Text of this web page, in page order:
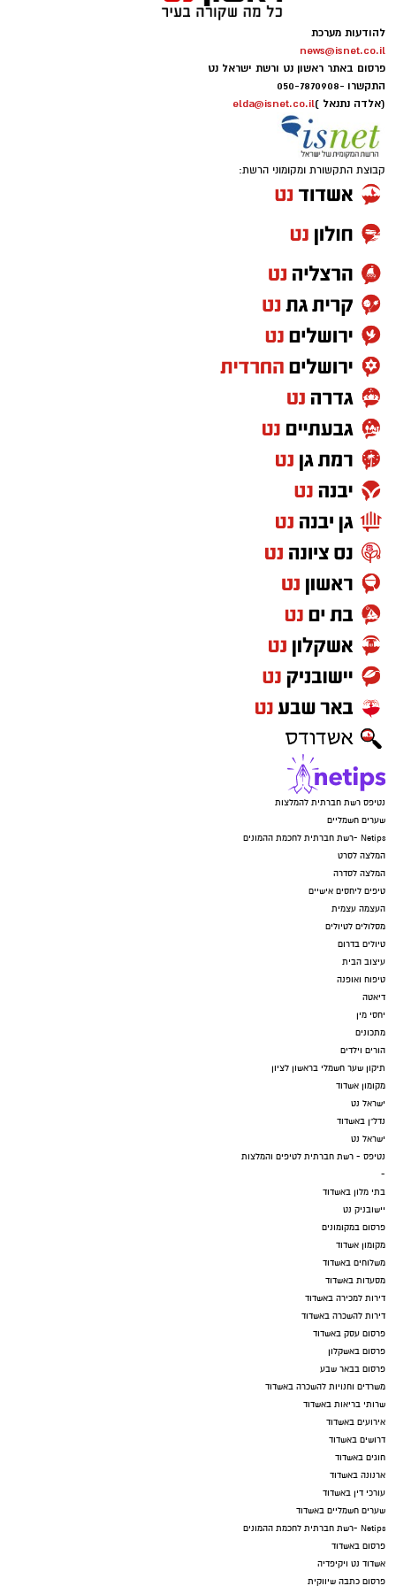
להודעות מערכת
news@isnet.co.il
פרסום באתר ראשון נט ורשת ישראל נט
התקשרו -050-7870908
(אלדה נתנאל )elda@isnet.co.il
קבוצת התקשורת ומקומוני הרשת:
נטיפס רשת חברתית להמלצות
שערים חשמליים
Netips -רשת חברתית לחכמת ההמונים
המלצה לסרט
המלצה לסדרה
טיפים ליחסים אישיים
העצמה עצמית
מסלולים לטיולים
טיולים בדרום
עיצוב הבית
טיפוח ואופנה
דיאטה
יחסי מין
מתכונים
הורים וילדים
תיקון שער חשמלי בראשון לציון
מקומון אשדוד
ישראל נט
נדל"ן באשדוד
ישראל נט
נטיפס - רשת חברתית לטיפים והמלצות
-
בתי מלון באשדוד
יישובניק נט
פרסום במקומונים
מקומון אשדוד
משלוחים באשדוד
מסעדות באשדוד
דירות למכירה באשדוד
דירות להשכרה באשדוד
פרסום עסק באשדוד
פרסום באשקלון
פרסום בבאר שבע
משרדים וחנויות להשכרה באשדוד
שרותי בריאות באשדוד
אירועים באשדוד
דרושים באשדוד
חוגים באשדוד
ארנונה באשדוד
עורכי דין באשדוד
שערים חשמליים באשדוד
Netips -רשת חברתית לחכמת ההמונים
פרסום באשדוד
אשדוד נט ויקיפדיה
פרסום כתבה שיווקית